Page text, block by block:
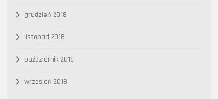
grudzień 2018
listopad 2018
październik 2018
wrzesień 2018